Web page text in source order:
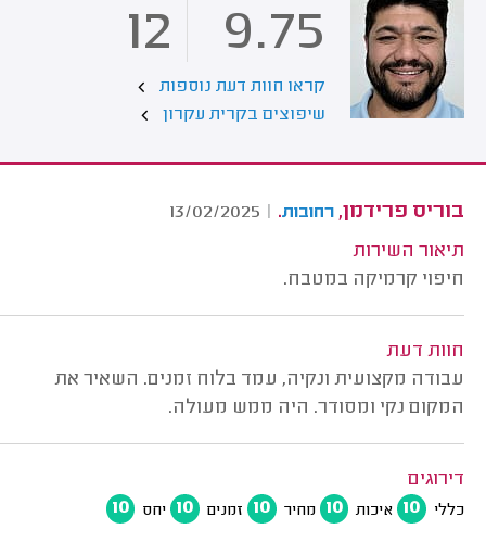
9.75
12
קראו חוות דעת נוספות
שיפוצים בקרית עקרון
בוריס פרידמן, רחובות.
|
13/02/2025
תיאור השירות
חיפוי קרמיקה במטבח.
חוות דעת
עבודה מקצועית ונקיה, עמד בלוח זמנים. השאיר את
המקום נקי ומסודר. היה ממש מעולה.
דירוגים
כללי 10 איכות 10 מחיר 10 זמנים 10 יחס 10